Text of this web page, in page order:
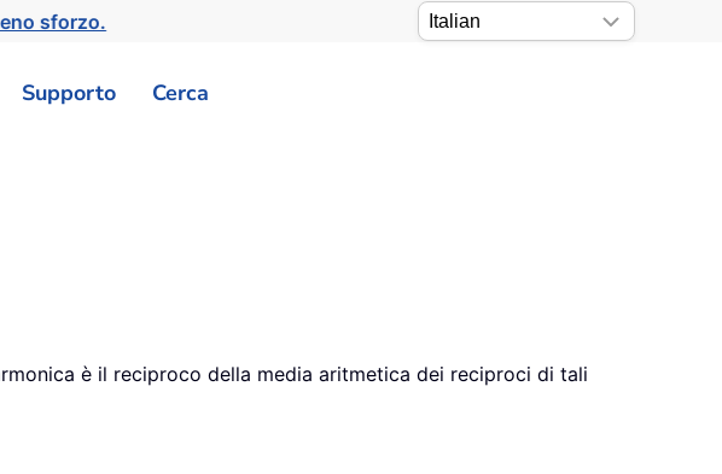
sforzo.
Supporto Cerca
è il reciproco della media aritmetica dei reciproci di tali